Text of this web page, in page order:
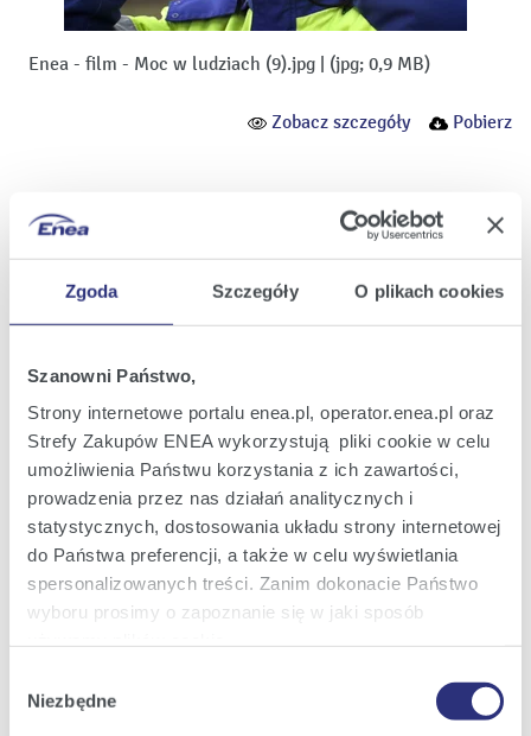
Zgoda Szczegóły O plikach cookies
Szanowni Państwo,
Strony internetowe portalu enea.pl, operator.enea.pl oraz
Strefy Zakupów ENEA wykorzystują pliki cookie w celu
umożliwienia Państwu korzystania z ich zawartości,
prowadzenia przez nas działań analitycznych i
statystycznych, dostosowania układu strony internetowej
do Państwa preferencji, a także w celu wyświetlania
spersonalizowanych treści. Zanim dokonacie Państwo
wyboru prosimy o zapoznanie się w jaki sposób
Szczegółowe informacje na ten temat znajdziecie
Polityce
zgody
Niezbędne
Enea - film - Moc w ludziach (9).jpg (jpg; 0,9 MB)
Zobacz szczegóły Pobierz
Enea - film - Moc w ludziach (10).jpg |(jpg; 0,9 MB)
Zobacz szczegóły Pobierz